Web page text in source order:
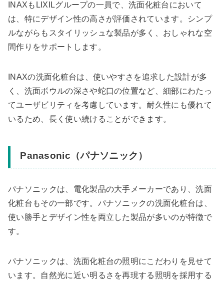
INAXもLIXILグループの一員で、洗面化粧台において
は、特にデザイン性の高さが評価されています。シンプ
ルながらもスタイリッシュな製品が多く、おしゃれな空
間作りをサポートします。
INAXの洗面化粧台は、使いやすさを追求した設計が多
く、洗面ボウルの深さや蛇口の位置など、細部にわたっ
てユーザビリティを考慮しています。耐久性にも優れて
いるため、長く使い続けることができます。
Panasonic（パナソニック）
パナソニックは、電化製品の大手メーカーであり、洗面
化粧台もその一部です。パナソニックの洗面化粧台は、
使い勝手とデザイン性を両立した製品が多いのが特徴で
す。
パナソニックは、洗面化粧台の照明にこだわりを見せて
います。自然光に近い明るさを再現する照明を採用する